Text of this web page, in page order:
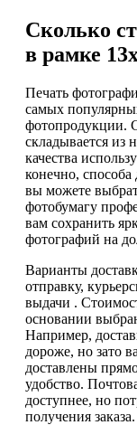
Сколько
в рамке
Печать
самых
фотопродукции.
складывается из
качества
конечно,
вы можете
фотобумагу
вам сохранить
фотографий на
Варианты
отправку,
выдачи .
основании
Например,
дороже, но зато
доставлены
удобство.
доступнее, но
получения заказа.